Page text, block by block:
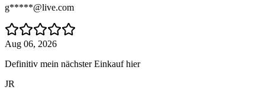
g*****@live.com
Aug 06, 2026
Definitiv mein nächster Einkauf hier
JR